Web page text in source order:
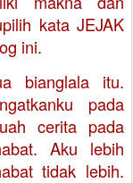
kata JEJAK
ini.
bianglala itu.
pada
cerita pada
Aku lebih
tidak lebih.